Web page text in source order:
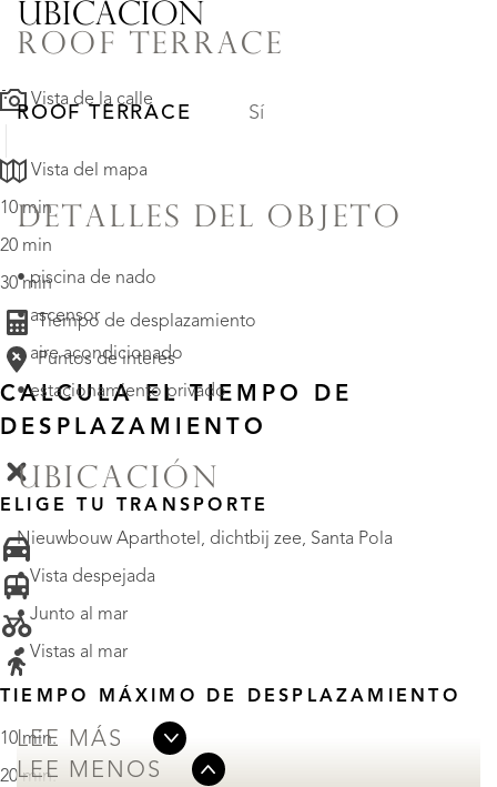
ROOF TERRACE
ROOF TERRACE Sí
DETALLES DEL OBJETO
• piscina de nado
• ascensor
• aire acondicionado
• estacionamiento privado
UBICACIÓN
Nieuwbouw Aparthotel, dichtbij zee, Santa Pola
• Vista despejada
• Junto al mar
• Vistas al mar
LEE MÁS
LEE MENOS
UBICACIÓN
Vista de la calle
Vista del mapa
10 min
20 min
30 min
Tiempo de desplazamiento
Puntos de interés
CALCULA EL TIEMPO DE
DESPLAZAMIENTO
ELIGE TU TRANSPORTE
TIEMPO MÁXIMO DE DESPLAZAMIENTO
10 min.
20 min.